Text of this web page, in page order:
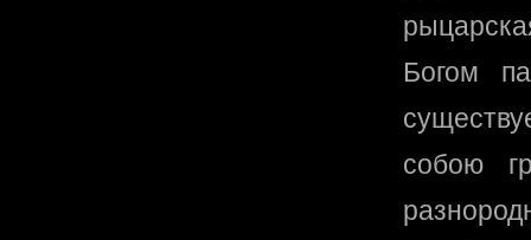
Богом
собою